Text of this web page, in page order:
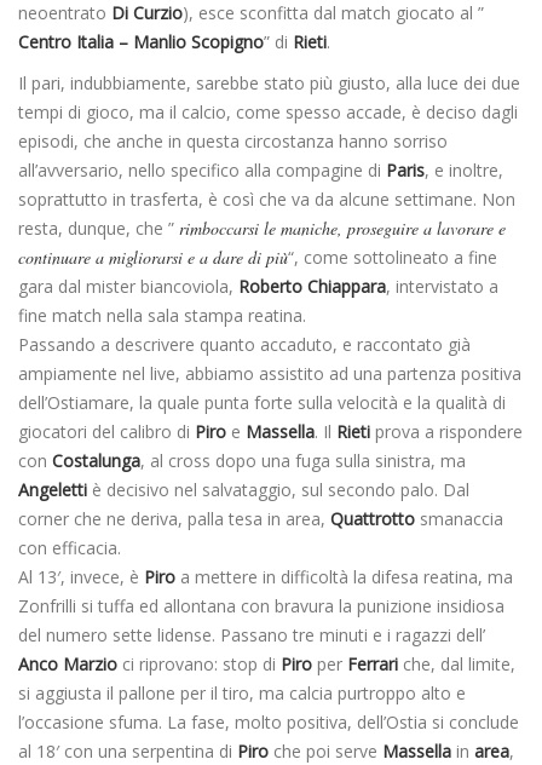
neoentrato Di Curzio), esce sconfitta dal match giocato al ”
Centro Italia – Manlio Scopigno” di Rieti.
Il pari, indubbiamente, sarebbe stato più giusto, alla luce dei due
tempi di gioco, ma il calcio, come spesso accade, è deciso dagli
episodi, che anche in questa circostanza hanno sorriso
all’avversario, nello specifico alla compagine di Paris, e inoltre,
soprattutto in trasferta, è così che va da alcune settimane. Non
resta, dunque, che ” rimboccarsi le maniche, proseguire a lavorare e
continuare a migliorarsi e a dare di più“, come sottolineato a fine
gara dal mister biancoviola, Roberto Chiappara, intervistato a
fine match nella sala stampa reatina.
Passando a descrivere quanto accaduto, e raccontato già
ampiamente nel live, abbiamo assistito ad una partenza positiva
dell’Ostiamare, la quale punta forte sulla velocità e la qualità di
giocatori del calibro di Piro e Massella. Il Rieti prova a rispondere
con Costalunga, al cross dopo una fuga sulla sinistra, ma
Angeletti è decisivo nel salvataggio, sul secondo palo. Dal
corner che ne deriva, palla tesa in area, Quattrotto smanaccia
con efficacia.
Al 13′, invece, è Piro a mettere in difficoltà la difesa reatina, ma
Zonfrilli si tuffa ed allontana con bravura la punizione insidiosa
del numero sette lidense. Passano tre minuti e i ragazzi dell’
Anco Marzio ci riprovano: stop di Piro per Ferrari che, dal limite,
si aggiusta il pallone per il tiro, ma calcia purtroppo alto e
l’occasione sfuma. La fase, molto positiva, dell’Ostia si conclude
al 18′ con una serpentina di Piro che poi serve Massella in area,